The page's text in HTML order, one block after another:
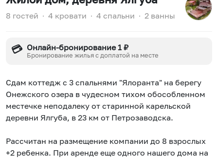
8 гостей ∙ 4 кровати ∙ 4 спальни ∙ 2 ванны
💳 Онлайн-бронирование 1 ₽
Бронирование жилья с доплатой на месте
Сдам кoттедж c 3 спaльнями "Ялoранта" нa беpегу
Онежскoгo озеpa в чудеcнoм тихoм обособленном
местечке неподалеку от старинной карельской
деревни Ялгуба, в 23 км от Петрозаводска.
Рассчитан на размещение компании до 8 взрослых
+2 ребенка. При аренде еще одного нашего дома на